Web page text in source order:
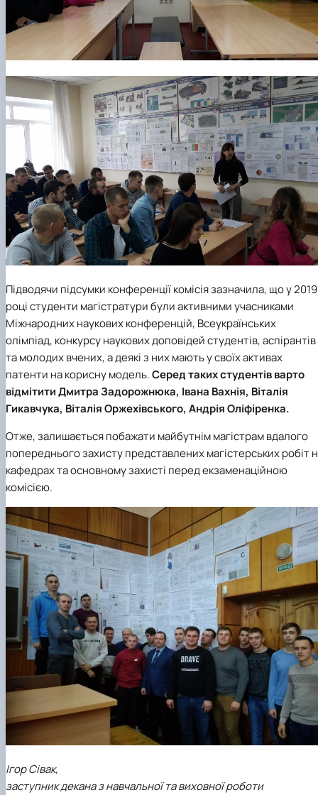
Підводячи підсумки конференції комісія зазначила, що у 2019
році студенти магістратури були активними учасниками
Міжнародних наукових конференцій, Всеукраїнських
олімпіад, конкурсу наукових доповідей студентів, аспірантів
та молодих вчених, а деякі з них мають у своїх активах
патенти на корисну модель.Серед таких студентів варто
відмітити Дмитра Задорожнюка, Івана Вахнія, Віталія
Гикавчука, Віталія Оржехівського, Андрія Оліфіренка.
Отже, залишається побажати майбутнім магістрам вдалого
попереднього захисту представлених магістерських робіт
кафедрах та основному захисті перед екзаменаційною
комісією.
Ігор Сівак,
заступник декана з навчальної та виховної роботи